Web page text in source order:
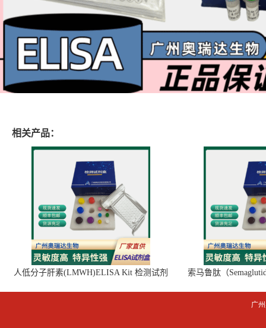
相关产品：
人低分子肝素(LMWH)ELISA Kit 检测试剂
索马鲁肽（
广